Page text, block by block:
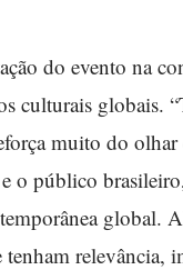
do evento na
culturais globais.
muito do
o público
global.
relevância,